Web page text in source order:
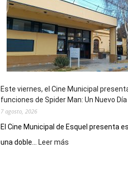
su
potencial
como
destino
de
reuniones
y
deportivos
Este viernes, el Cine Municipal
funciones de Spider Man: Un Nuevo Día
7 agosto, 2026
El Cine Municipal de Esquel presenta
una doble...
Leer más